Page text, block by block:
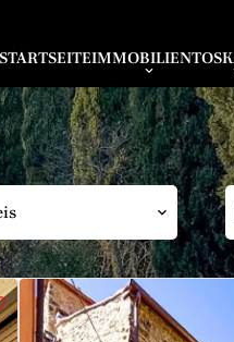
STARTSEITEIMMOBILIEN